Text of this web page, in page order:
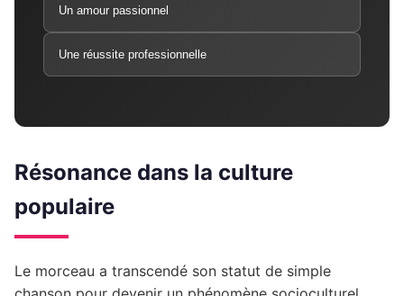
Un amour passionnel
Une réussite professionnelle
Résonance dans la culture
populaire
Le morceau a transcendé son statut de simple